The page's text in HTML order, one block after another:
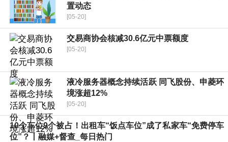
置动态
[05-20]
交易商协会核减30.6亿元中票额度
[05-20]
液冷服务器概念持续活跃 同飞股份、申菱环
境涨超12%
[05-20]
10个车位9个被占！出租车“饭点车位”成了私家车“免费停车
位”？丨融媒+督查_每日热门